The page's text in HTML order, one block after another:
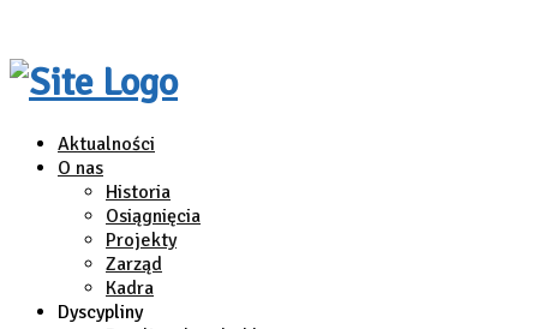
Aktualności
O nas
Historia
Osiągnięcia
Projekty
Zarząd
Kadra
Dyscypliny